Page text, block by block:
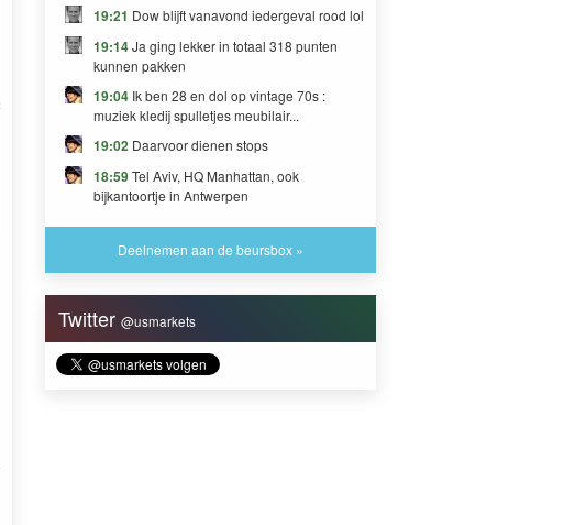
19:21 Dow blijft vanavond iedergeval rood lol
19:14Ja ging lekker in totaal 318 punten
kunnen pakken
19:04 Ik ben 28 en dol op vintage 70s :
muziek kledij spulletjes meubilair...
19:02 Daarvoor dienen stops
18:59Tel Aviv, HQ Manhattan, ook
bijkantoortje in Antwerpen
Deelnemen aan de beursbox »
Twitter@usmarkets